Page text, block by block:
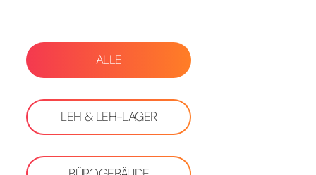
ALLE
LEH & LEH-LAGER